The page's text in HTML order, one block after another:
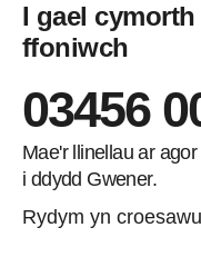
I gael
ffoniwch
03456
Mae'r llinellau ar
i ddydd Gwener.
Rydym yn